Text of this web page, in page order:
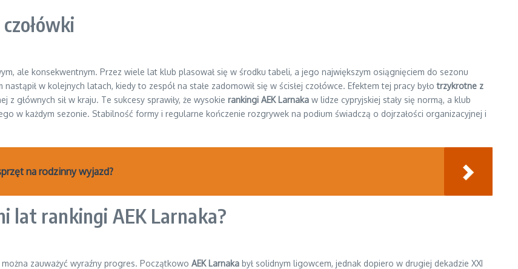
ale konsekwentnym. Przez wiele lat klub plasował się w środku tabeli, a jego największym osiągnięciem do sezonu
w kolejnych latach, kiedy to zespół na stałe zadomowił się w ścisłej czołówce. Efektem tej pracy byłotrzykrotne z
z głównych sił w kraju. Te sukcesy sprawiły, że wysokie rankingi AEK Larnaka w lidze cypryjskiej stały się normą, a klub
w każdym sezonie. Stabilność formy i regularne kończenie rozgrywek na podium świadczą o dojrzałości organizacyjnej i
na rodzinny wyjazd?
lat rankingi AEK Larnaka?
zauważyć wyraźny progres. Początkowo AEK Larnaka był solidnym ligowcem, jednak dopiero w drugiej dekadzie XXI